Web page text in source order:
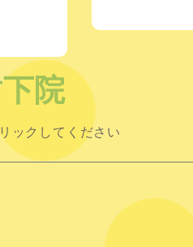
院
ックしてください